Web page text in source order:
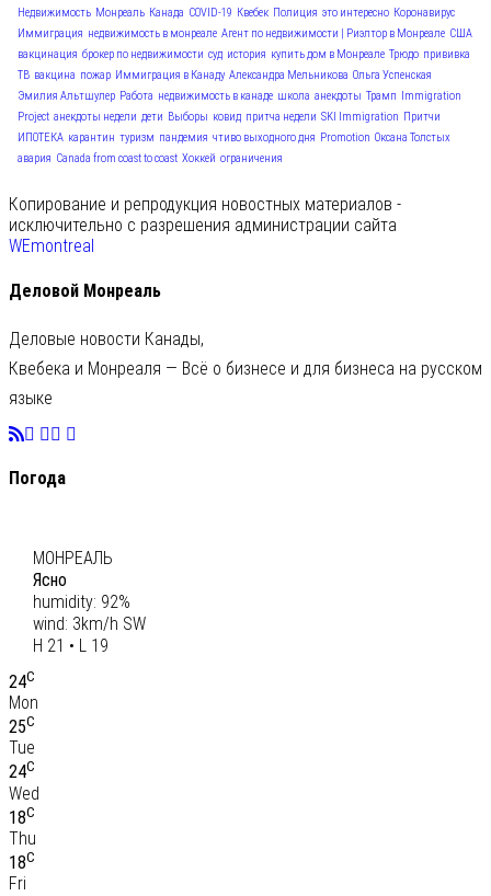
Недвижимость Монреаль Канада COVID-19 Квебек Полиция это интересно Коронавирус
Иммиграция недвижимость в монреале Агент по недвижимости | Риэлтор в Монреале США
вакцинация брокер по недвижимости суд история купить дом в Монреале Трюдо прививка
ТВ вакцина пожар Иммиграция в Канаду Александра Мельникова Ольга Успенская
Эмилия Альтшулер Работа недвижимость в канаде школа анекдоты Трамп
Immigration
Project анекдоты недели дети Выборы ковид притча недели SKI Immigration Притчи
ИПОТЕКА карантин туризм пандемия чтиво выходного дня Promotion Оксана Толстых
авария Canada from coast to coast Хоккей ограничения
Копирование и репродукция новостных материалов -
исключительно с разрешения администрации сайта
WEmontreal
Деловой Монреаль
Деловые новости Канады,
Квебека и Монреаля — Всё о бизнесе и для бизнеса на русском
языке
Погода
МОНРЕАЛЬ
Ясно
humidity: 92%
wind: 3km/h SW
H 21 • L 19
24C
Mon
25C
Tue
24C
Wed
18C
Thu
18C
Fri